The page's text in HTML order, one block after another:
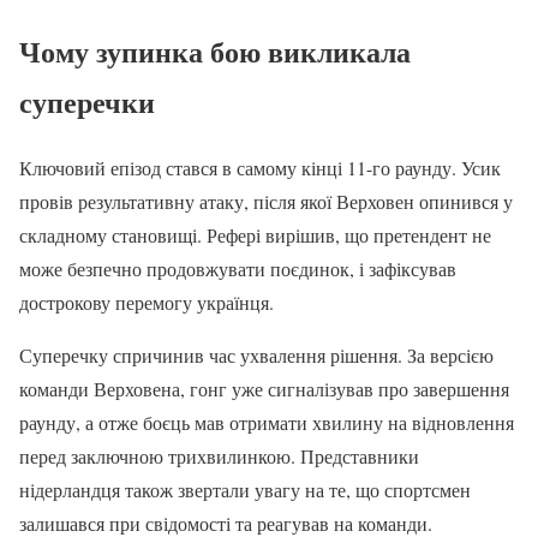
Чому зупинка бою викликала
суперечки
Ключовий епізод стався в самому кінці 11-го раунду. Усик
провів результативну атаку, після якої Верховен опинився у
складному становищі. Рефері вирішив, що претендент не
може безпечно продовжувати поєдинок, і зафіксував
дострокову перемогу українця.
Суперечку спричинив час ухвалення рішення. За версією
команди Верховена, гонг уже сигналізував про завершення
раунду, а отже боєць мав отримати хвилину на відновлення
перед заключною трихвилинкою. Представники
нідерландця також звертали увагу на те, що спортсмен
залишався при свідомості та реагував на команди.